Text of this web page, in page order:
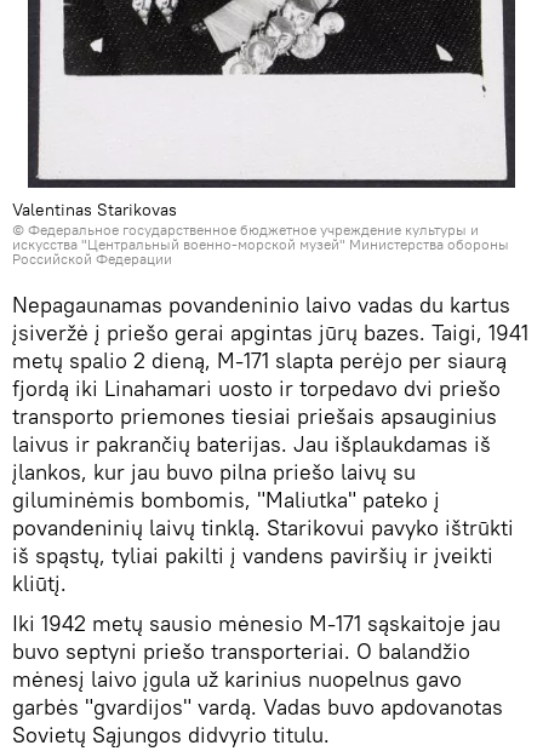
Valentinas Starikovas
© Федеральное государственное бюджетное учреждение культуры и
искусства "Центральный военно-морской музей" Министерства обороны
Российской Федерации
Nepagaunamas povandeninio laivo vadas du kartus
įsiveržė į priešo gerai apgintas jūrų bazes. Taigi, 1941
metų spalio 2 dieną, M-171 slapta perėjo per siaurą
fjordą iki Linahamari uosto ir torpedavo dvi priešo
transporto priemones tiesiai priešais apsauginius
laivus ir pakrančių baterijas. Jau išplaukdamas iš
įlankos, kur jau buvo pilna priešo laivų su
giluminėmis bombomis, "Maliutka" pateko į
povandeninių laivų tinklą. Starikovui pavyko ištrūkti
iš spąstų, tyliai pakilti į vandens paviršių ir įveikti
kliūtį.
Iki 1942 metų sausio mėnesio M-171 sąskaitoje jau
buvo septyni priešo transporteriai. O balandžio
mėnesį laivo įgula už karinius nuopelnus gavo
garbės "gvardijos" vardą. Vadas buvo apdovanotas
Sovietų Sąjungos didvyrio titulu.